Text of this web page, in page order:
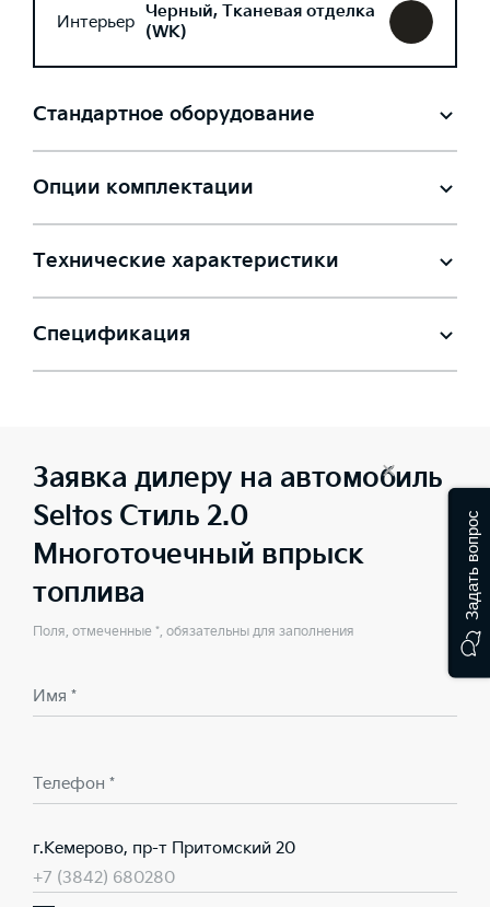
Интерьер Черный, Тканевая отделка
(WK)
Стандартное оборудование
Опции комплектации
Технические характеристики
Спецификация
Заявка дилеру на автомобиль
Seltos Стиль 2.0
Многоточечный впрыск
топлива
Поля, отмеченные *, обязательны для заполнения
Имя *
Телефон *
г.Кемерово, пр-т Притомский 20
+7 (3842) 680280
Задать вопрос
×